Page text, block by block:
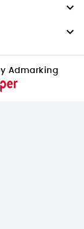


Admarking